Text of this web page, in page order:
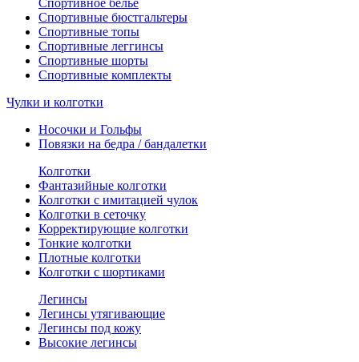
Спортивное белье
Спортивные бюстгальтеры
Спортивные топы
Спортивные леггинсы
Спортивные шорты
Спортивные комплекты
Чулки и колготки
Носочки и Гольфы
Повязки на бедра / бандалетки
Колготки
Фантазийные колготки
Колготки с имитацией чулок
Колготки в сеточку
Корректирующие колготки
Тонкие колготки
Плотные колготки
Колготки с шортиками
Легинсы
Легинсы утягивающие
Легинсы под кожу
Высокие легинсы